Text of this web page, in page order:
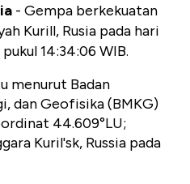
- Gempa berkekuatan
Kurill, Rusia pada hari
14:34:06 WIB.
menurut Badan
dan Geofisika (BMKG)
44.609°LU;
Kuril'sk, Russia pada